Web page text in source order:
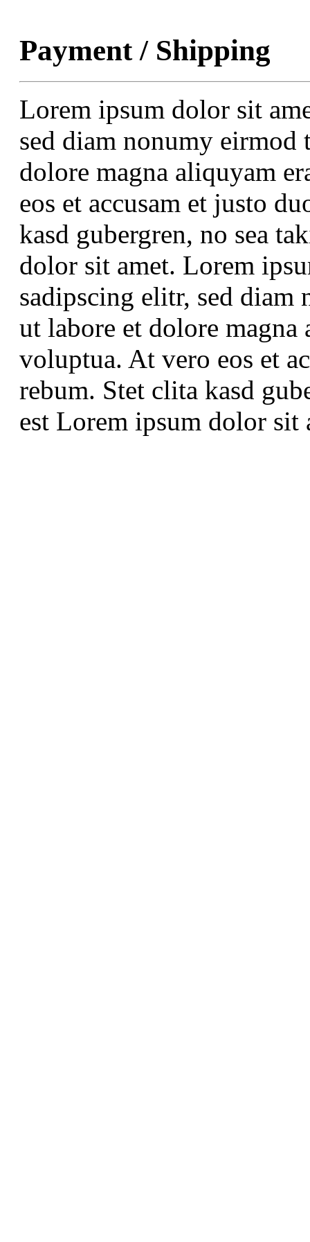
Payment / Shipping
Lorem ipsum dolor sit
sed diam nonumy
dolore magna aliquyam
eos et accusam et justo
kasd gubergren, no sea
dolor sit amet. Lorem
sadipscing elitr, sed
ut labore et dolore magna
voluptua. At vero eos et
rebum. Stet clita kasd
est Lorem ipsum dolor sit